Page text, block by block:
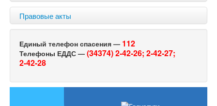
Правовые акты
Единый телефон спасения — 112
Телефоны ЕДДС — (34374) 2-42-26; 2-42-27;
2-42-28